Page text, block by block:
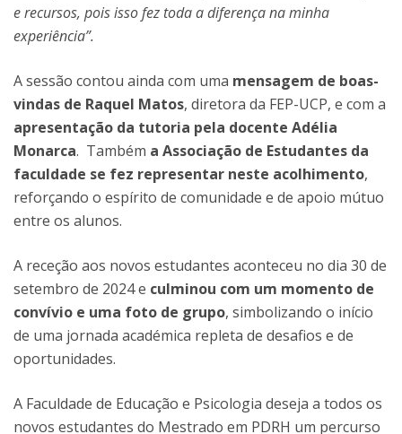
e recursos, pois isso fez toda a diferença na minha
experiência”.
A sessão contou ainda com uma mensagem de boas-
vindas de Raquel Matos, diretora da FEP-UCP, e com a
apresentação da tutoria pela docente Adélia
Monarca. Também a Associação de Estudantes da
faculdade se fez representar neste acolhimento,
reforçando o espírito de comunidade e de apoio mútuo
entre os alunos.
A receção aos novos estudantes aconteceu no dia 30 de
setembro de 2024 e culminou com um momento de
convívio e uma foto de grupo, simbolizando o início
de uma jornada académica repleta de desafios e de
oportunidades.
A Faculdade de Educação e Psicologia deseja a todos os
novos estudantes do Mestrado em PDRH um percurso